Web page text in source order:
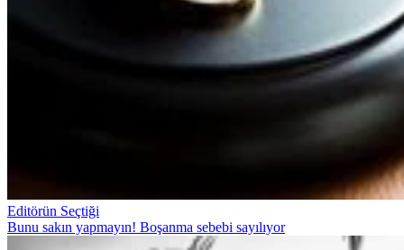
Editörün Seçtiği
Bunu sakın yapmayın! Boşanma sebebi sayılıyor